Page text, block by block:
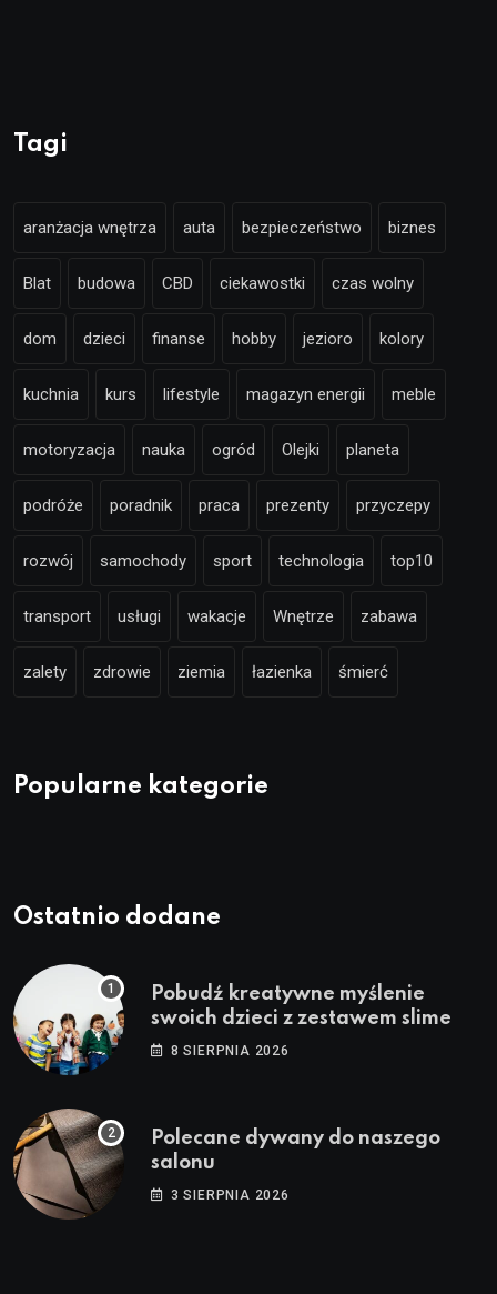
Tagi
aranżacja wnętrza auta bezpieczeństwo biznes
Blat budowa CBD ciekawostki czas wolny
dom dzieci finanse hobby jezioro kolory
kuchnia kurs lifestyle magazyn energii meble
motoryzacja nauka ogród Olejki planeta
podróże poradnik praca prezenty przyczepy
rozwój samochody sport technologia top10
transport usługi wakacje Wnętrze zabawa
zalety zdrowie ziemia łazienka śmierć
Popularne kategorie
Ostatnio dodane
Pobudź kreatywne myślenie
swoich dzieci z zestawem slime
8 SIERPNIA 2026
Polecane dywany do naszego
salonu
3 SIERPNIA 2026